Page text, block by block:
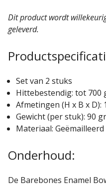
Dit product wordt
geleverd.
Set van 2 stuks
Hittebestendig: tot 700
Afmetingen (H x B x D):
Gewicht (per stuk): 90
Materiaal: Geëmailleerd
Onderhoud:
De Barebones Enamel